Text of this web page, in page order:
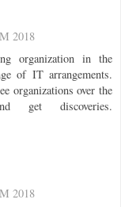
2018
organization in the
of IT arrangements.
organizations over the
get discoveries.
2018